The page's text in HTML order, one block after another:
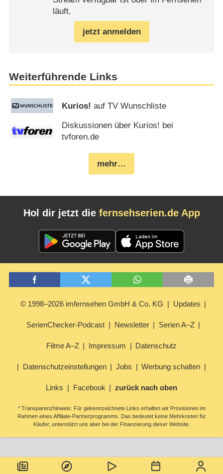
läuft.
jetzt anmelden
Weiterführende Links
Kurios! auf TV Wunschliste
Diskussionen über Kurios! bei
tvforen.de
mehr…
Hol dir jetzt die fernsehserien.de App
© 1998–2026 imfernsehen GmbH & Co. KG Updates
SerienChecker-Podcast Newsletter Serien A–Z
Filme A–Z Impressum Datenschutz
Datenschutzeinstellungen Jobs Werbung schalten
Links Facebook zurück nach oben
* Transparenzhinweis: Für gekennzeichnete Links erhalten wir Provisionen im
Rahmen eines Affiliate-Partnerprogramms. Das bedeutet keine Mehrkosten für
Käufer, unterstützt uns aber bei der Finanzierung dieser Website.